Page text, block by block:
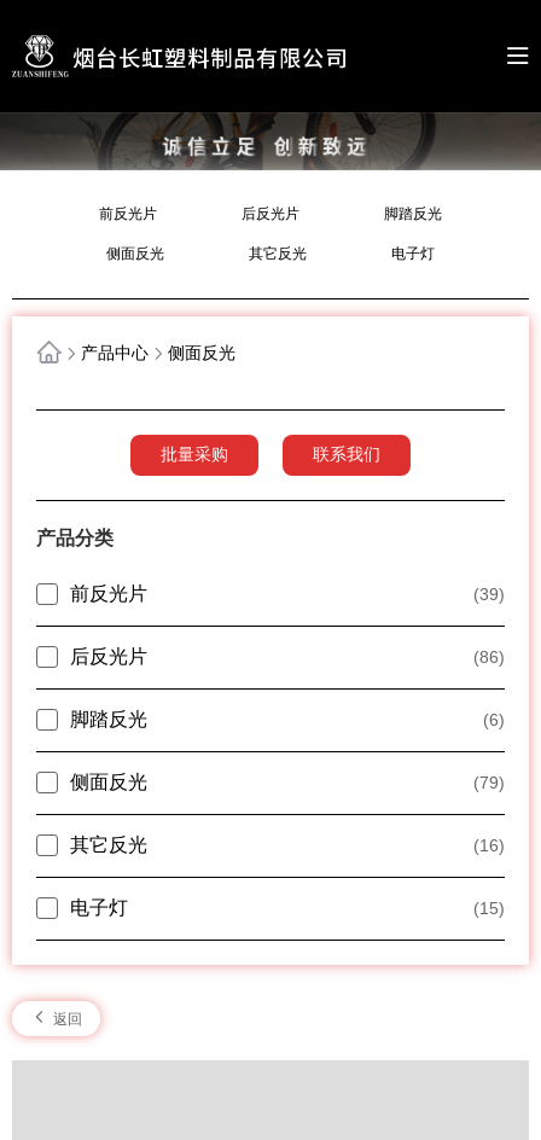
前反光片 后反光片 脚踏反光
侧面反光 其它反光 电子灯
产品中心 侧面反光
批量采购 联系我们
产品分类
前反光片 (39)
后反光片 (86)
脚踏反光 (6)
侧面反光 (79)
其它反光 (16)
电子灯 (15)
返回